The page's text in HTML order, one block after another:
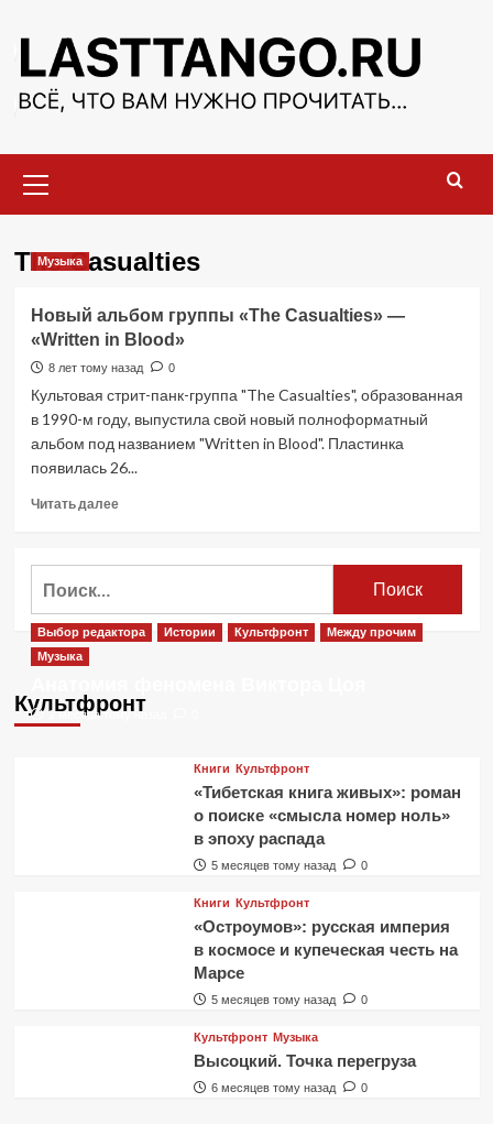
содержимому
меню
The Casualties
Музыка
Новый альбом группы «The Casualties» —
«Written in Blood»
8 лет тому назад 0
Культовая стрит-панк-группа "The Casualties", образованная
в 1990-м году, выпустила свой новый полноформатный
альбом под названием "Written in Blood". Пластинка
появилась 26...
Читать далееПрочитать
Новый
«The
Casualties»
in
Культфронт
Выбор редактора Истории Культфронт
Между прочим
Музыка
2 месяца тому назад
Книги Культфронт
«Тибетская книга живых»: роман
о поиске «смысла номер ноль»
в эпоху распада
5 месяцев тому назад 0
Книги Культфронт
«Остроумов»: русская империя
в космосе и купеческая честь на
Марсе
5 месяцев тому назад 0
Культфронт Музыка
Высоцкий. Точка перегруза
6 месяцев тому назад 0